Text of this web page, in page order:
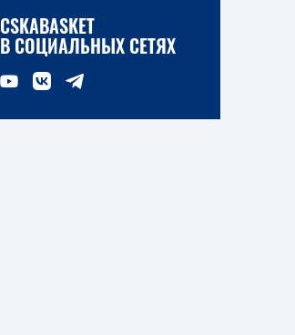
CSKABASKET
В СОЦИАЛЬНЫХ СЕТЯХ